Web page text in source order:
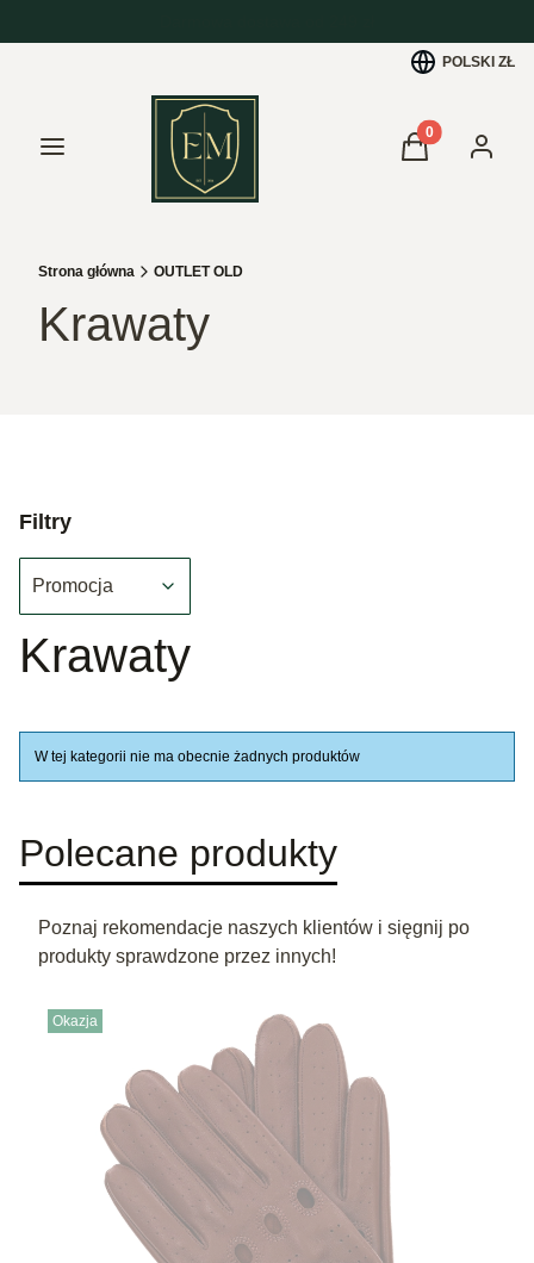
POLSKI ZŁ
Menu Produkty w
Koszyk Zaloguj
Strona główna OUTLET OLD
Krawaty
Filtry
Promocja
Koniec filtrów
Krawaty
Lista produktów
W tej kategorii nie ma obecnie żadnych produktów
Polecane produkty
Poznaj rekomendacje naszych klientów i sięgnij po
produkty sprawdzone przez innych!
Okazja